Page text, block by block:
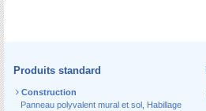
Produits standard
Construction
Panneau polyvalent mural et sol Habillage